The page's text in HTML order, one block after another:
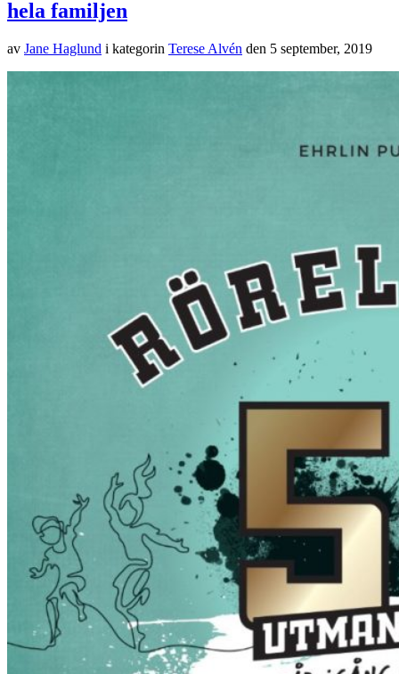
hela familjen
av Jane Haglund i kategorin Terese Alvén den 5 september, 2019